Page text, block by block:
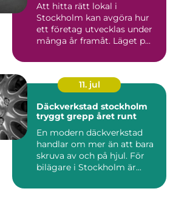
Att hitta rätt lokal i
Stockholm kan avgöra hur
ett företag utvecklas under
många år framåt. Läget p...
11. jul
Däckverkstad stockholm
tryggt grepp året runt
En modern däckverkstad
handlar om mer än att bara
skruva av och på hjul. För
bilägare i Stockholm är...